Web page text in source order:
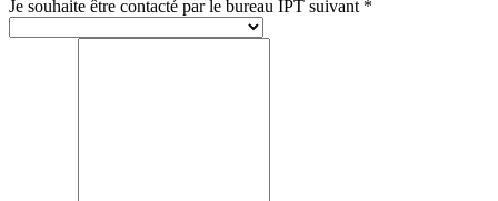
Je souhaite être contacté par le bureau IPT suivant *